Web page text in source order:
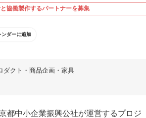
協働製作するパートナーを募集
ダーに追加
ダクト・商品企画・家具
都中小企業振興公社が運営するプロジ